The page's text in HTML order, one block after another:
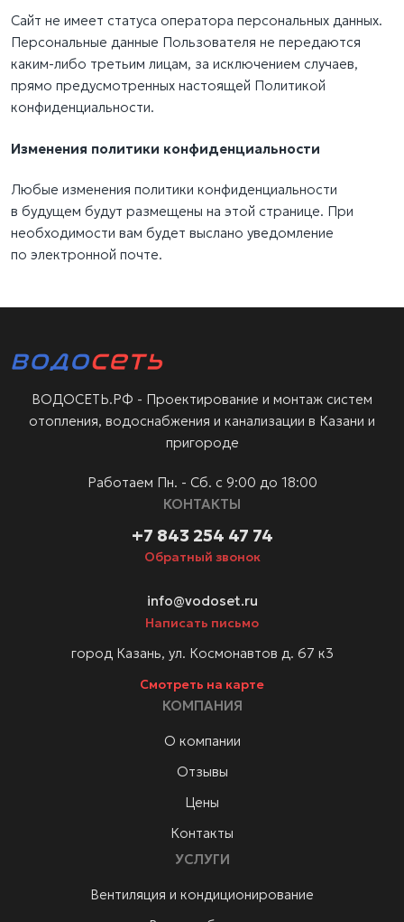
Сайт не имеет статуса оператора персональных данных.
Персональные данные Пользователя не передаются
каким-либо третьим лицам, за исключением случаев,
прямо предусмотренных настоящей Политикой
конфиденциальности.
Изменения политики конфиденциальности
Любые изменения политики конфиденциальности
в будущем будут размещены на этой странице. При
необходимости вам будет выслано уведомление
по электронной почте.
ВОДОСЕТЬ.РФ - Проектирование и монтаж систем
отопления, водоснабжения и канализации в Казани и
пригороде
Работаем Пн. - Сб. с 9:00 до 18:00
КОНТАКТЫ
+7 843 254 47 74
Обратный звонок
info@vodoset.ru
Написать письмо
город Казань, ул. Космонавтов д. 67 к3
Смотреть на карте
КОМПАНИЯ
О компании
Отзывы
Цены
Контакты
УСЛУГИ
Вентиляция и кондиционирование